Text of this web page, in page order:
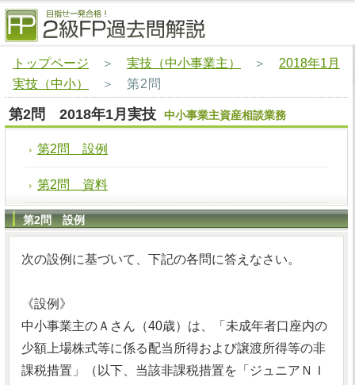
トップページ ＞ 実技（中小事業主） ＞ 2018年1月
実技（中小）
＞ 第2問
第2問 2018年1月実技 中小事業主資産相談業務
第2問 設例
第2問 資料
第2問 設例
次の設例に基づいて、下記の各問に答えなさい。
《設例》
中小事業主のＡさん（40歳）は、「未成年者口座内の
少額上場株式等に係る配当所得および譲渡所得等の非
課税措置」（以下、当該非課税措置を「ジュニアＮＩ